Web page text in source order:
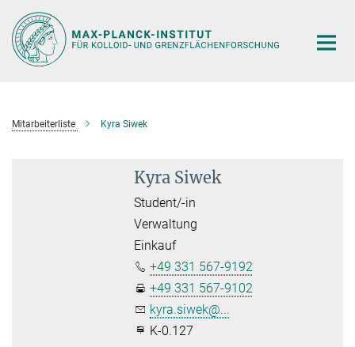
Hauptinhalt
Mitarbeiterliste Kyra Siwek
Kyra Siwek
Student/-in
Verwaltung
Einkauf
+49 331 567-9192
+49 331 567-9102
kyra.siwek@...
K-0.127